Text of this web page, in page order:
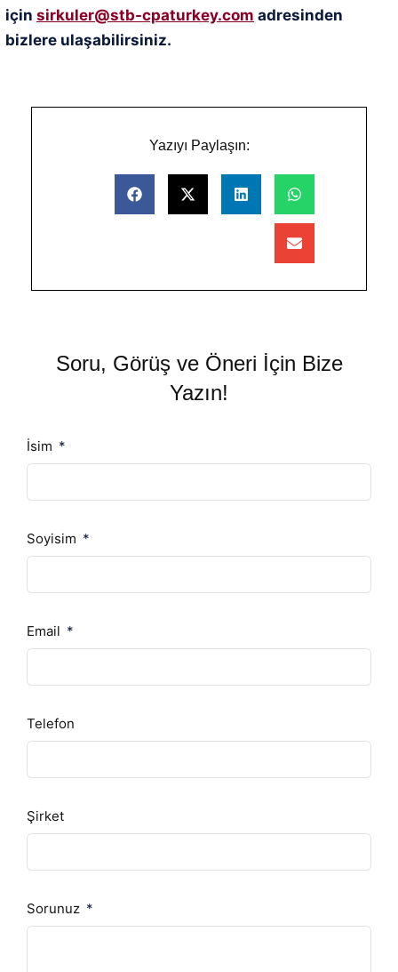
için sirkuler@stb-cpaturkey.com adresinden
bizlere ulaşabilirsiniz.
Yazıyı Paylaşın:
Soru, Görüş ve Öneri İçin Bize
Yazın!
İsim
Soyisim
Email
Telefon
Şirket
Sorunuz